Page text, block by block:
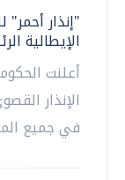
"إنذار
الإيطالية
أعلنت
الإنذار
في جميع المدن